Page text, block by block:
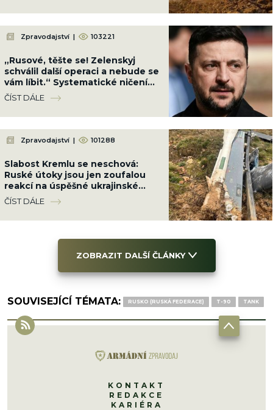
Zpravodajství | 103221
„Rusové, těšte se! Zelenskyj
schválil další operaci a nebude se
vám líbit.“ Systematické ničení
zla pokračuje
ČÍST DÁLE
Zpravodajství | 101288
Slabost Kremlu se neschová:
Ruské útoky jsou jen zoufalou
reakcí na úspěšné ukrajinské
údery v zázemí
ČÍST DÁLE
ZOBRAZIT DALŠÍ ČLÁNKY
SOUVISEJÍCÍ TÉMATA: RUSKO (RUSKÁ FEDERACE) T-90 TANK
KONTAKT
REDAKCE
KARIÉRA